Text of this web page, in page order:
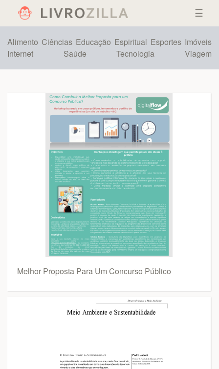
☰
Alimento Ciências Educação Espiritual Esportes Imóveis
Internet
Saúde Tecnologia Viagem
Melhor Proposta Para Um Concurso Público